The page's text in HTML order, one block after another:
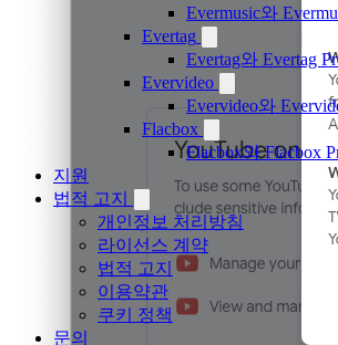
Evermusic와
Evertag
Evertag와 Evertag
Evervideo
Evervideo와
Flacbox
Flacbox와 Flacbox
지원
법적 고지
개인정보 처리방침
라이선스 계약
법적 고지
이용약관
쿠키 정책
문의